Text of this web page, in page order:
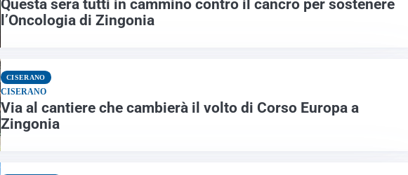
Questa sera tutti in cammino contro il cancro per sostenere
l’Oncologia di Zingonia
CISERANO
CISERANO
Via al cantiere che cambierà il volto di Corso Europa a
Zingonia